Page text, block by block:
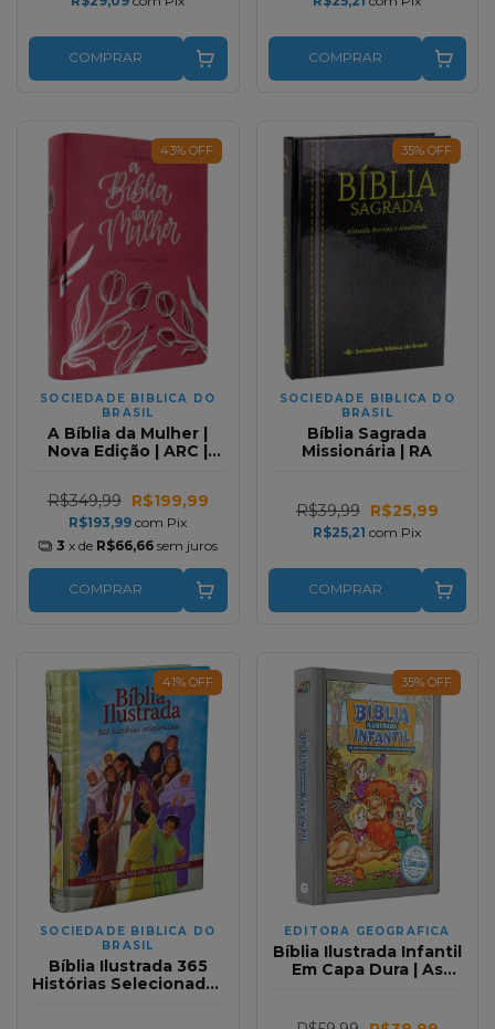
COMPRAR COMPRAR
43% OFF
SOCIEDADE BIBLICA DO
BRASIL
A Bíblia da Mulher |
Nova Edição | ARC |
R$349,99 R$199,99
R$193,99com Pix
3 x de R$66,66 sem juros
COMPRAR
35% OFF
SOCIEDADE BIBLICA DO
BRASIL
Bíblia Sagrada
Missionária | RA
R$39,99 R$25,99
R$25,21com Pix
COMPRAR
41% OFF
SOCIEDADE BIBLICA DO
BRASIL
Bíblia Ilustrada 365
Histórias Selecionadas
35% OFF
EDITORA GEOGRAFICA
Bíblia Ilustrada Infantil
Em Capa Dura | As